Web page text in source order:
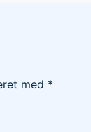
med *